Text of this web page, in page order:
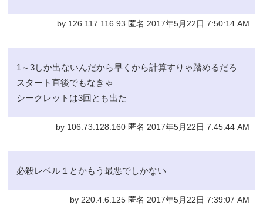
by 126.117.116.93 匿名 2017年5月22日 7:50:14 AM
1～3しか出ないんだから早くから計算すりゃ踏めるだろ
スタート直後でもなきゃ
シークレットは3回とも出た
by 106.73.128.160 匿名 2017年5月22日 7:45:44 AM
必殺レベル１とかもう最悪でしかない
by 220.4.6.125 匿名 2017年5月22日 7:39:07 AM